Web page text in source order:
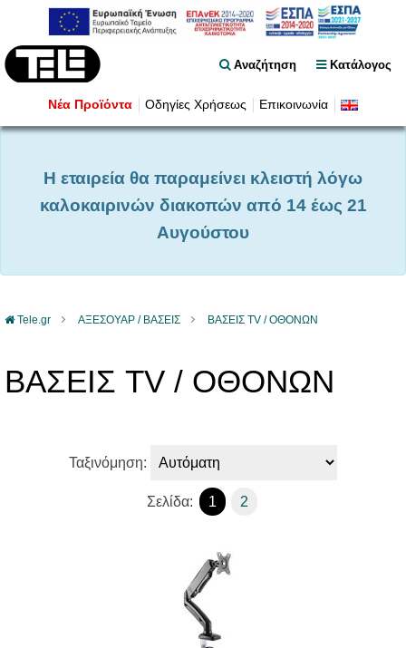
Κατάλογος
Αναζήτηση
Νέα Προϊόντα Οδηγίες Χρήσεως Επικοινωνία
Η εταιρεία θα παραμείνει κλειστή λόγω
καλοκαιρινών διακοπών από 14 έως 21
Αυγούστου
Tele.gr ΑΞΕΣΟΥΑΡ / ΒΑΣΕΙΣ ΒΑΣΕΙΣ TV / ΟΘΟΝΩΝ
ΒΑΣΕΙΣ TV / ΟΘΟΝΩΝ
Ταξινόμηση:
Σελίδα: 1 2